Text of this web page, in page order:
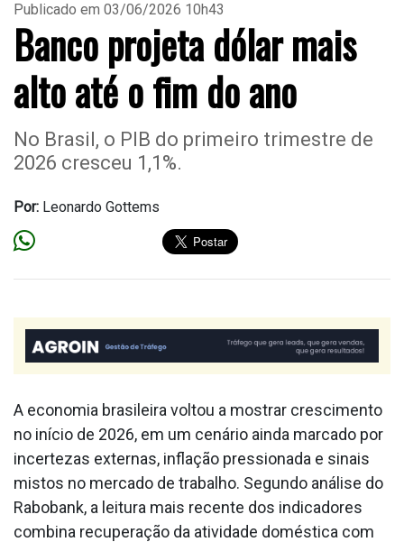
Publicado em 03/06/2026 10h43
Banco projeta dólar mais
alto até o fim do ano
No Brasil, o PIB do primeiro trimestre de
2026 cresceu 1,1%.
Por: Leonardo Gottems
A economia brasileira voltou a mostrar crescimento
no início de 2026, em um cenário ainda marcado por
incertezas externas, inflação pressionada e sinais
mistos no mercado de trabalho. Segundo análise do
Rabobank, a leitura mais recente dos indicadores
combina recuperação da atividade doméstica com